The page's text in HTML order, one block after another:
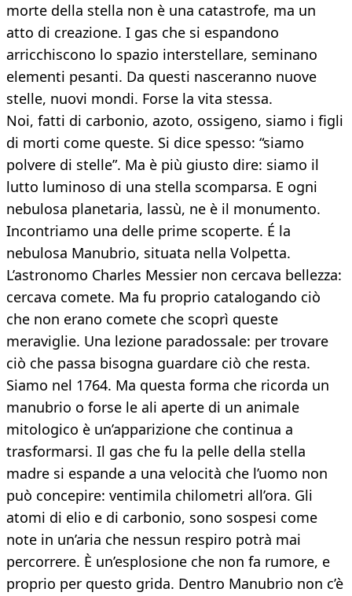
morte della stella non è una catastrofe, ma un
atto di creazione. I gas che si espandono
arricchiscono lo spazio interstellare, seminano
elementi pesanti. Da questi nasceranno nuove
stelle, nuovi mondi. Forse la vita stessa.
Noi, fatti di carbonio, azoto, ossigeno, siamo i figli
di morti come queste. Si dice spesso: “siamo
polvere di stelle”. Ma è più giusto dire: siamo il
lutto luminoso di una stella scomparsa. E ogni
nebulosa planetaria, lassù, ne è il monumento.
Incontriamo una delle prime scoperte. É la
nebulosa Manubrio, situata nella Volpetta.
L’astronomo Charles Messier non cercava bellezza:
cercava comete. Ma fu proprio catalogando ciò
che non erano comete che scoprì queste
meraviglie. Una lezione paradossale: per trovare
ciò che passa bisogna guardare ciò che resta.
Siamo nel 1764. Ma questa forma che ricorda un
manubrio o forse le ali aperte di un animale
mitologico è un’apparizione che continua a
trasformarsi. Il gas che fu la pelle della stella
madre si espande a una velocità che l’uomo non
può concepire: ventimila chilometri all’ora. Gli
atomi di elio e di carbonio, sono sospesi come
note in un’aria che nessun respiro potrà mai
percorrere. È un’esplosione che non fa rumore, e
proprio per questo grida. Dentro Manubrio non c’è